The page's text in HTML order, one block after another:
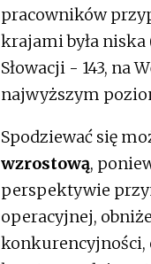
pracowników
krajami była niska
Słowacji - 143, na
najwyższym
Spodziewać się
wzrostową,
perspektywie
operacyjnej,
konkurencyjności,